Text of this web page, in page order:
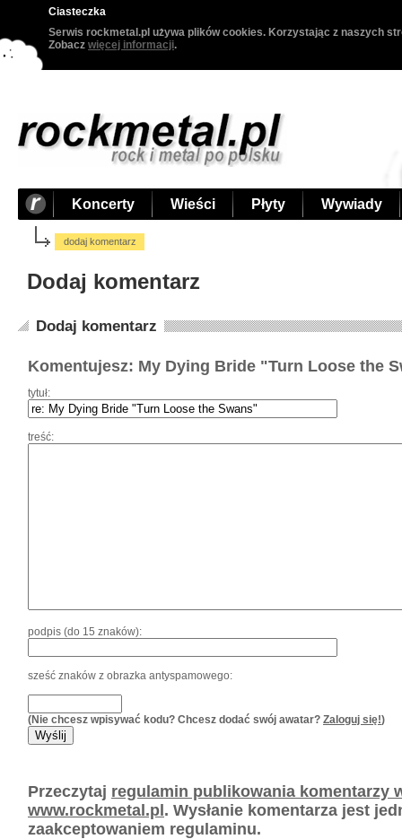
Ciasteczka
Serwis rockmetal.pl używa plików cookies. Korzystając z naszych
Zobacz więcej informacji.
Koncerty Wieści Płyty Wywiady
dodaj komentarz
Dodaj komentarz
Dodaj komentarz
Komentujesz: My Dying Bride "Turn Loose the
tytuł:
treść:
podpis (do 15 znaków):
sześć znaków z obrazka antyspamowego:
(Nie chcesz wpisywać kodu? Chcesz dodać swój awatar? Zaloguj się!)
Przeczytaj regulamin publikowania komentarzy
www.rockmetal.pl. Wysłanie komentarza jest
zaakceptowaniem regulaminu.